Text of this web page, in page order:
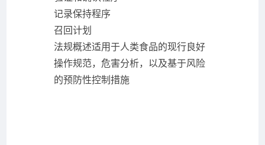
记录保持程序
召回计划
法规概述适用于人类食品的现行良好
操作规范，危害分析，以及基于风险
的预防性控制措施